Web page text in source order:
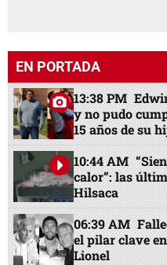
EN PORTADA
13:38 PM
y no pudo
15 años de su
10:44 AM
calor”: las
Hilsaca
06:39 AM
el pilar clave
Lionel